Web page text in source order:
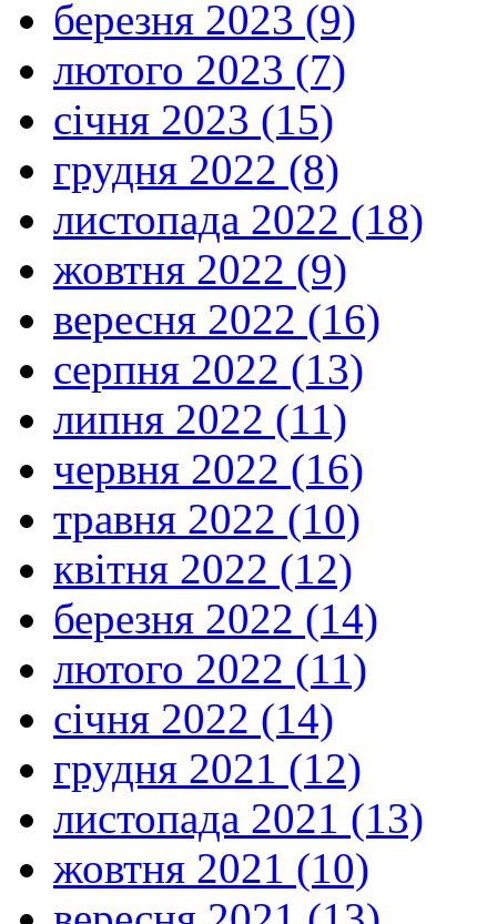
березня 2023 (9)
лютого 2023 (7)
січня 2023 (15)
грудня 2022 (8)
листопада 2022 (18)
жовтня 2022 (9)
вересня 2022 (16)
серпня 2022 (13)
липня 2022 (11)
червня 2022 (16)
травня 2022 (10)
квітня 2022 (12)
березня 2022 (14)
лютого 2022 (11)
січня 2022 (14)
грудня 2021 (12)
листопада 2021 (13)
жовтня 2021 (10)